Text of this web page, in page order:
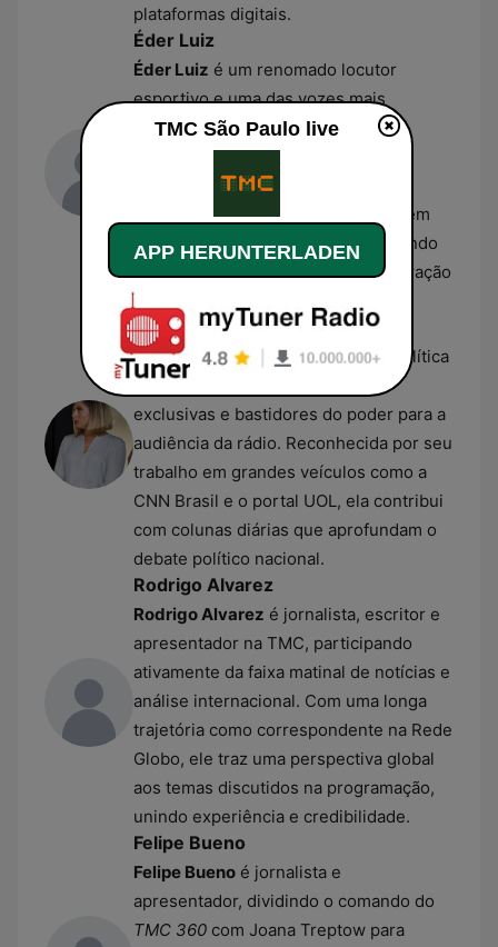
plataformas digitais.
Éder Luiz
Éder Luiz é um renomado locutor
esportivo e uma das vozes mais
icônicas da emissora, liderando as
transmissões de futebol e grandes
eventos na TMC. Com décadas de
carreira no rádio paulista, ele também
coordena a equipe de esportes, sendo
uma referência de autoridade e vibração
nas transmissões brasileiras.
Daniela Lima
Daniela Limaatua como analista política
na TMC, trazendo informações
exclusivas e bastidores do poder para a
audiência da rádio. Reconhecida por seu
trabalho em grandes veículos como a
CNN Brasil e o portal UOL, ela contribui
com colunas diárias que aprofundam o
debate político nacional.
Rodrigo Alvarez
Rodrigo Alvarez é jornalista, escritor e
apresentador na TMC, participando
ativamente da faixa matinal de notícias e
análise internacional. Com uma longa
trajetória como correspondente na Rede
Globo, ele traz uma perspectiva global
aos temas discutidos na programação,
unindo experiência e credibilidade.
Felipe Bueno
Felipe Bueno é jornalista e
apresentador, dividindo o comando do
TMC 360 com Joana Treptow para
TMC São Paulo live
APP HERUNTERLADEN